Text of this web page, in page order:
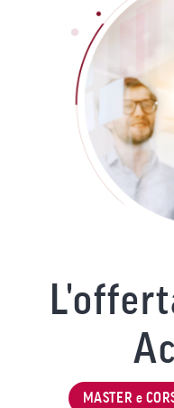
MASTER e